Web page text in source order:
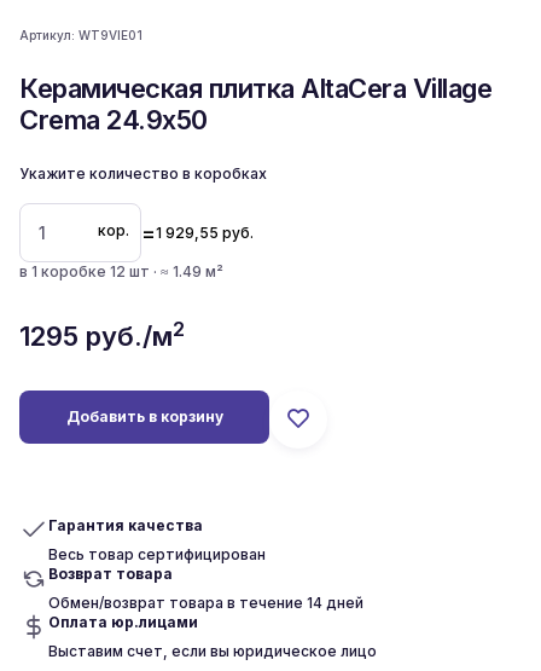
Артикул: WT9VIE01
Керамическая плитка AltaCera Village
Crema 24.9x50
Укажите количество в коробках
кор. =1 929,55 руб.
в 1 коробке 12 шт · ≈ 1.49 м²
1295 руб./м2
Добавить в корзину
Гарантия качества
Весь товар сертифицирован
Возврат товара
Обмен/возврат товара в течение 14 дней
Оплата юр.лицами
Выставим счет, если вы юридическое лицо